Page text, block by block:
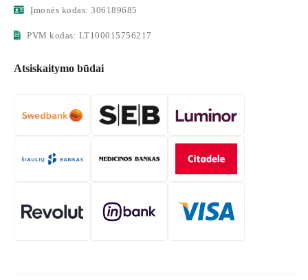
Įmonės kodas: 306189685
PVM kodas: LT100015756217
Atsiskaitymo būdai